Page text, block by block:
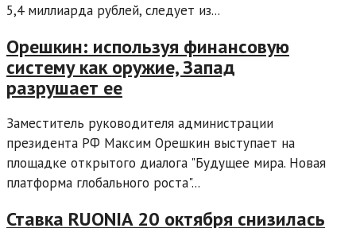
5,4 миллиарда рублей, следует из...
Орешкин: используя финансовую
систему как оружие, Запад
разрушает ее
Заместитель руководителя администрации
президента РФ Максим Орешкин выступает на
площадке открытого диалога "Будущее мира. Новая
платформа глобального роста"...
Ставка RUONIA 20 октября снизилась